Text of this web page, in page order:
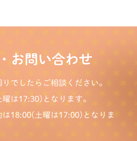
お問い合わせ
でしたらご相談ください。
は17:30)となります。
18:00(土曜は17:00)となりま